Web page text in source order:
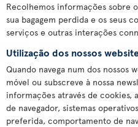
Recolhemos informações sobre
sua bagagem perdida e os seus
serviços e outras interações
Utilização dos nossos
Quando navega num dos nossos
móvel ou subscreve à nossa
informações através de
de navegador, sistemas
preferida, comportamento de